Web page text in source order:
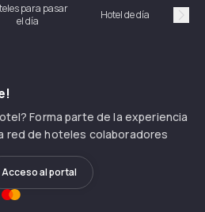
para pasar
el día
Hotel de día
Forma parte de la experiencia
red de hoteles colaboradores
Acceso al portal